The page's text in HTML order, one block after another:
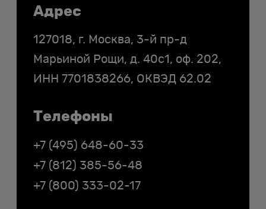
Контакты
Адрес
127018, г. Москва, 3-й пр-д
Марьиной Рощи, д. 40с1, оф. 202,
ИНН 7701838266, ОКВЭД 62.02
Телефоны
+7 (495) 648-60-33
+7 (812) 385-56-48
+7 (800) 333-02-17